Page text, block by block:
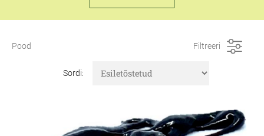
Pood Filtreeri
Sordi: